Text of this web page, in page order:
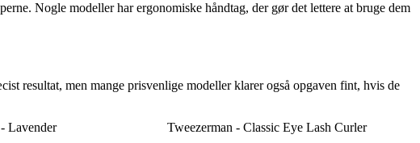
Nogle modeller har ergonomiske håndtag, der gør det lettere at bruge dem
resultat, men mange prisvenlige modeller klarer også opgaven fint, hvis de
Lavender Tweezerman - Classic Eye Lash Curler